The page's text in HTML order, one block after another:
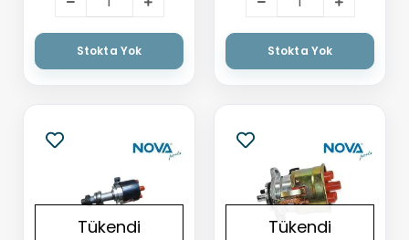
Stokta Yok Stokta Yok
Tükendi Tükendi